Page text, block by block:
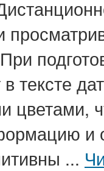
тексте
цветами,
и
...